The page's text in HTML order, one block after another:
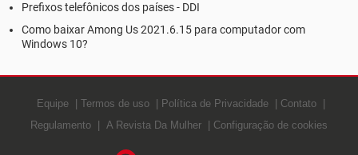
Prefixos telefônicos dos países - DDI
Como baixar Among Us 2021.6.15 para computador com
Windows 10?
Equipe Termos de uso Política de Privacidade
Contato
Regulamento
A Revista Da Mulher Configuração de cookies